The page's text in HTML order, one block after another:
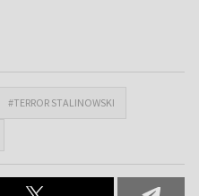
#TERROR STALINOWSKI